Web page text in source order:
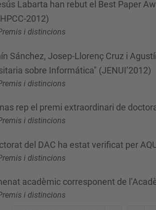
Labarta han rebut el Best Paper
2012)
i distincions
Sánchez, Josep-Llorenç Cruz i
sobre Informática" (JENUI’2012)
i distincions
rep el premi extraordinari de
i distincions
del DAC ha estat verificat per
i distincions
acadèmic corresponent de
i distincions